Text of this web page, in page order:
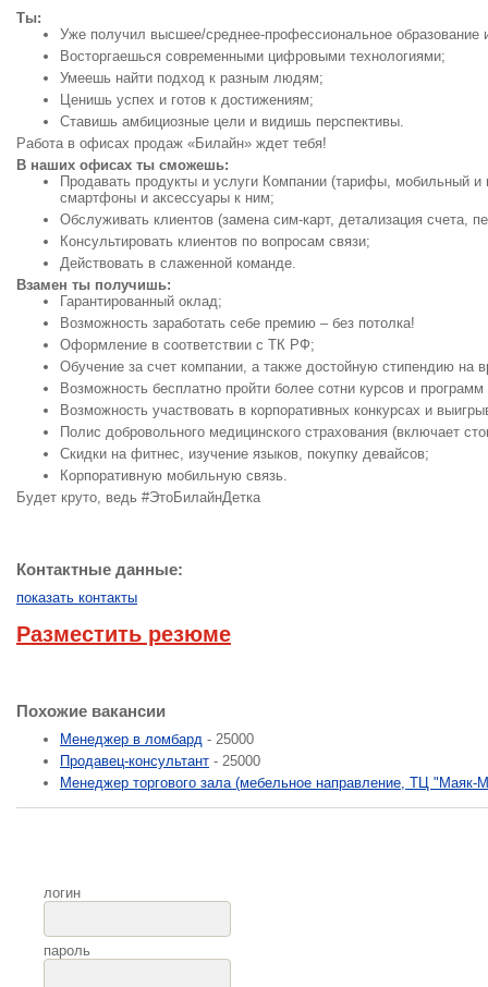
Ты:
Уже получил высшее/среднее-профессиональное образование
Восторгаешься современными цифровыми технологиями;
Умеешь найти подход к разным людям;
Ценишь успех и готов к достижениям;
Ставишь амбициозные цели и видишь перспективы.
Работа в офисах продаж «Билайн» ждет тебя!
В наших офисах ты сможешь:
Продавать продукты и услуги Компании (тарифы, мобильный и
смартфоны и аксессуары к ним;
Обслуживать клиентов (замена сим-карт, детализация счета,
Консультировать клиентов по вопросам связи;
Действовать в слаженной команде.
Взамен ты получишь:
Гарантированный оклад;
Возможность заработать себе премию – без потолка!
Оформление в соответствии с ТК РФ;
Обучение за счет компании, а также достойную стипендию на
Возможность бесплатно пройти более сотни курсов и
Возможность участвовать в корпоративных конкурсах и
Полис добровольного медицинского страхования (включает
Скидки на фитнес, изучение языков, покупку девайсов;
Корпоративную мобильную связь.
Будет круто, ведь #ЭтоБилайнДетка
Контактные данные:
показать контакты
Разместить резюме
Похожие вакансии
Менеджер в ломбард - 25000
Продавец-консультант - 25000
Менеджер торгового зала (мебельное направление, ТЦ "Маяк-
логин
пароль